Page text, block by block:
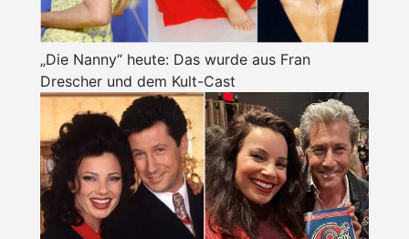
„Die Nanny“ heute: Das wurde aus Fran
Drescher und dem Kult-Cast